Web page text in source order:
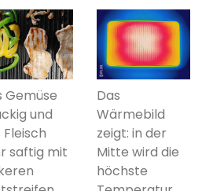
Gemüse
und
Fleisch
saftig mit
Das
Wärmebild
zeigt: in der
Mitte wird die
höchste